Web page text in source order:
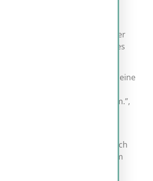
Ich vergesse immer ihr
ja Schlaf und Nahrung.”,
“Hier vorne, wartet unser
auf uns. Darin sollten wir alles
fand Simon einen Picknikkorb, eine
“Ok, ihr überrascht mich
im Internet-Universum.”,
es sich unter einem Baum
fragte er Navius, wie man sich
denn dann im Universum